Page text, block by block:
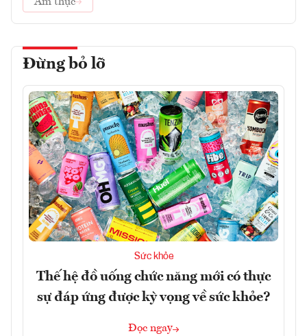
Đừng bỏ lỡ
Sức khỏe
Thế hệ đồ uống chức năng mới có thực
sự đáp ứng được kỳ vọng về sức khỏe?
Đọc ngay